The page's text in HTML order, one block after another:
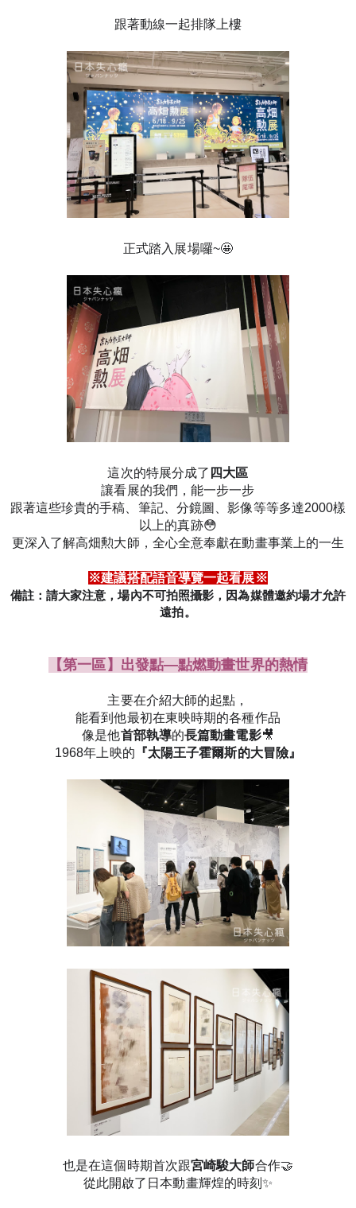
跟著動線一起排隊上樓
正式踏入展場囉~🤩
這次的特展分成了 四大區
讓看展的我們，能一步一步
跟著這些珍貴的手稿、筆記、分鏡圖
、影像等等多達2000樣
以上的真跡😳
更深入了解高畑勲大師， 全心全意奉獻在動畫事業上的一生
※建議搭配語音導覽一起看展※
備註：請大家注意，場內不可拍照攝影，因為媒體邀約場才允許
遠拍。
【第一區】出發點—點燃動畫世界的熱情
主要在介紹大師的起點，
能看到他最初在東映時期的各種作品
像是他首部執導的長篇動畫電影🎥
1968年上映的 『太陽王子霍爾斯的大冒險』
也是在這個時期首次跟宮崎駿大師合作🤝
從此開啟了日本動畫輝煌的時刻✨